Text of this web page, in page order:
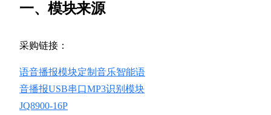
一、模块来源
采购链接：
语音播报模块定制音乐智能语
音播报USB串口MP3识别模块
JQ8900-16P